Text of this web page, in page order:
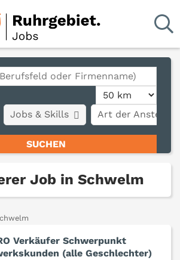
Art der
Jobs & Skills
Job in Schwelm
Verkäufer Schwerpunkt
(alle Geschlechter)